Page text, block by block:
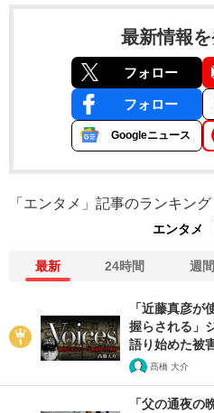
最新情報を
フォロー
フォロー
Googleニュース
「エンタメ」記事のランキング
エンタメ
最新 24時間 週間
「近藤真彦
握らされる」
語り始めた被
髙橋 大介
「父の通夜の